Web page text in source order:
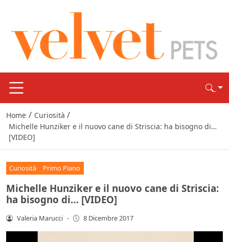
Home / Curiosità /
Michelle Hunziker e il nuovo cane di Striscia: ha bisogno di…
[VIDEO]
Curiosità Primo Piano
Michelle Hunziker e il nuovo cane di Striscia:
ha bisogno di… [VIDEO]
Valeria Marucci - 8 Dicembre 2017